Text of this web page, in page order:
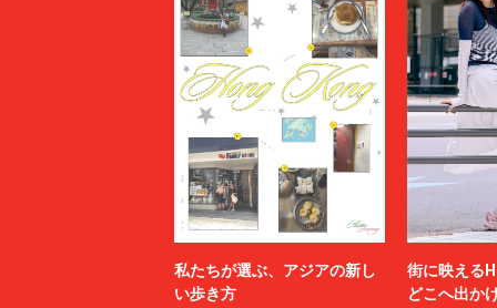
私たちが選ぶ、アジアの新し
い歩き方
街に映える
どこへ出か